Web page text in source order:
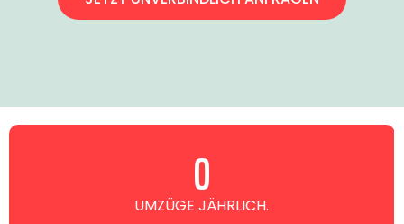
UMZÜGE JÄHRLICH.
0